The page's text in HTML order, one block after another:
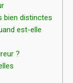
bien distinctes
est-elle
?